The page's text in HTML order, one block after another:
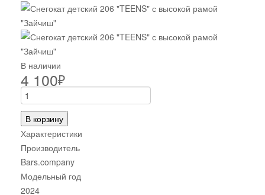
В наличии
4 100₽
В корзину
Характеристики
Производитель
Bars.company
Модельный год
2024